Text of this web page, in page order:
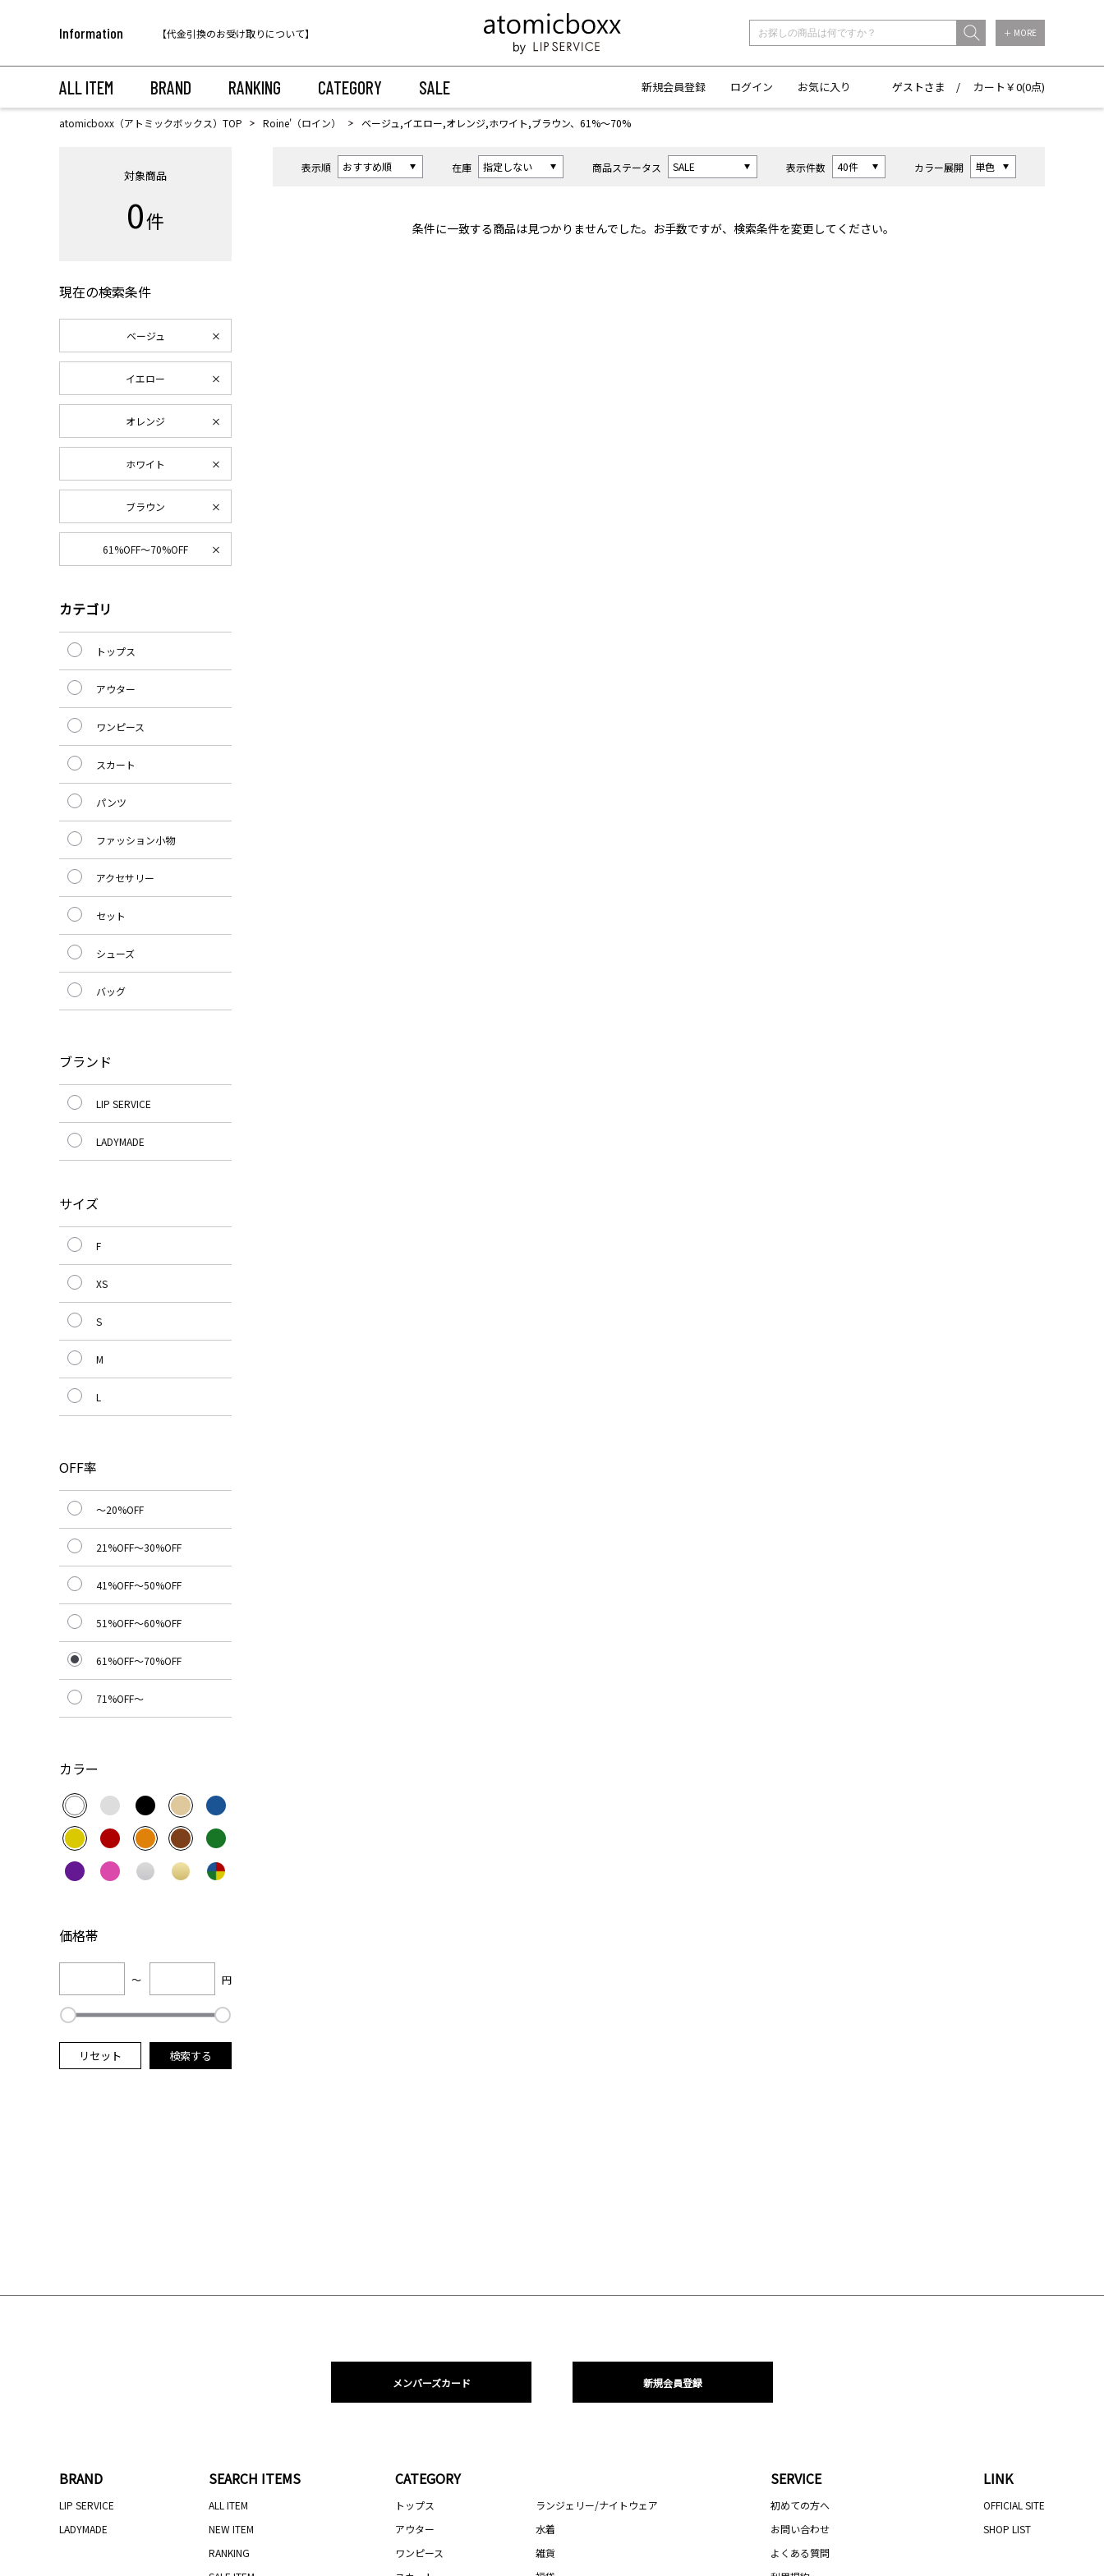
Information
【代金引換のお受け取りについて】
【重要】予約商品のお支払い方法（代金引換）変更に関するお知らせ
＋ MORE
ALL ITEM BRAND RANKING CATEGORY SALE 新規会員登録 ログイン お気に入り ゲストさま / カート￥0(0点)
atomicboxx（アトミックボックス）TOP Roine'（ロイン） ベージュ,イエロー,オレンジ,ホワイト,ブラウン、61%〜70%
表示順 在庫 商品ステータス 表示件数 カラー展開
条件に一致する商品は見つかりませんでした。お手数ですが、検索条件を変更してください。
対象商品
0件
現在の検索条件
ベージュ
イエロー
オレンジ
ホワイト
ブラウン
61%OFF～70%OFF
カテゴリ
トップス
アウター
ワンピース
スカート
パンツ
ファッション小物
アクセサリー
セット
シューズ
バッグ
ブランド
LIP SERVICE
LADYMADE
サイズ
F
XS
S
M
L
OFF率
～20%OFF
21%OFF～30%OFF
41%OFF～50%OFF
51%OFF～60%OFF
61%OFF～70%OFF
71%OFF～
カラー
価格帯
～ 円
リセット 検索する
メンバーズカード 新規会員登録
BRAND
LIP SERVICE
LADYMADE
SEARCH ITEMS
ALL ITEM
NEW ITEM
RANKING
CATEGORY
トップス
アウター
ワンピース
ランジェリー/ナイトウェア
水着
雑貨
SERVICE
初めての方へ
お問い合わせ
よくある質問
LINK
OFFICIAL SITE
SHOP LIST